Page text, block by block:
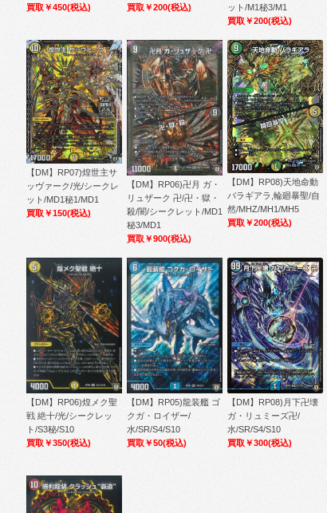
買取￥450(税込)
買取￥200(税込)
ット/M1秘3/M1
買取￥200(税込)
【DM】RP07)煌世主サ
ッヴァーク/光/シークレ
ット/MD1秘1/MD1
買取￥150(税込)
【DM】RP06)卍月 ガ・
リュザーク 卍/卍・獄・
殺/闇/シークレット/MD1
秘3/MD1
買取￥900(税込)
【DM】RP08)天地命動
バラギアラ,輪廻暴聖/自
然/MHZ/MH1/MH5
買取￥200(税込)
【DM】RP06)煌メク聖
戦 絶十/光/シークレッ
ト/S3秘/S10
買取￥350(税込)
【DM】RP05)龍装艦 ゴ
クガ・ロイザー/
水/SR/S4/S10
買取￥50(税込)
【DM】RP08)月下卍壊
ガ・リュミーズ卍/
水/SR/S4/S10
買取￥300(税込)